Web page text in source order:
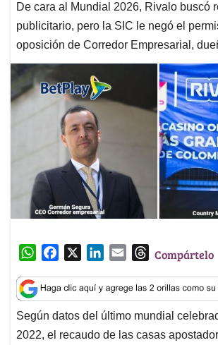
De cara al Mundial 2026, Rivalo buscó
publicitario, pero la SIC le negó el
oposición de Corredor Empresarial,
W
a
t
s
A
c
e
b
o
n
k
e
d
a
i
l
T
r
e
a
d
Compártelo
Según datos del último mundial
2022, el recaudo de las casas